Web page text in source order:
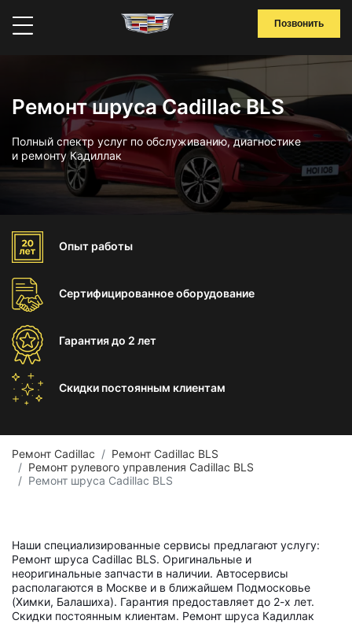
Позвонить
Ремонт шруса Cadillac BLS
Полный спектр услуг по обслуживанию, диагностике
и ремонту Кадиллак
Опыт работы
Сертифицированноеоборудование
Гарантиядо 2 лет
Скидки постоянным клиентам
Ремонт Cadillac
Ремонт Cadillac BLS
Ремонт рулевого управления Cadillac BLS
Ремонт шруса Cadillac BLS
Наши специализированные сервисы предлагают услугу:
Ремонт шруса Cadillac BLS. Оригинальные и
неоригинальные запчасти в наличии. Автосервисы
располагаются в Москве и в ближайшем Подмосковье
(Химки, Балашиха). Гарантия предоставляет до 2-х лет.
Скидки постоянным клиентам. Ремонт шруса Кадиллак